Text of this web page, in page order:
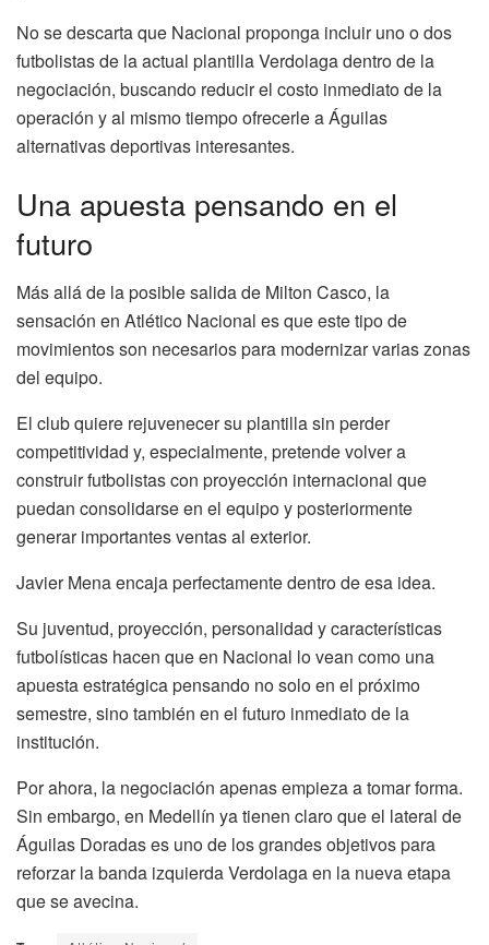
No se descarta que Nacional proponga incluir uno o dos
futbolistas de la actual plantilla Verdolaga dentro de la
negociación, buscando reducir el costo inmediato de la
operación y al mismo tiempo ofrecerle a Águilas
alternativas deportivas interesantes.
Una apuesta pensando en el
futuro
Más allá de la posible salida de Milton Casco, la
sensación en Atlético Nacional es que este tipo de
movimientos son necesarios para modernizar varias zonas
del equipo.
El club quiere rejuvenecer su plantilla sin perder
competitividad y, especialmente, pretende volver a
construir futbolistas con proyección internacional que
puedan consolidarse en el equipo y posteriormente
generar importantes ventas al exterior.
Javier Mena encaja perfectamente dentro de esa idea.
Su juventud, proyección, personalidad y características
futbolísticas hacen que en Nacional lo vean como una
apuesta estratégica pensando no solo en el próximo
semestre, sino también en el futuro inmediato de la
institución.
Por ahora, la negociación apenas empieza a tomar forma.
Sin embargo, en Medellín ya tienen claro que el lateral de
Águilas Doradas es uno de los grandes objetivos para
reforzar la banda izquierda Verdolaga en la nueva etapa
que se avecina.